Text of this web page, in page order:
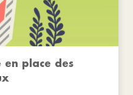
en place des